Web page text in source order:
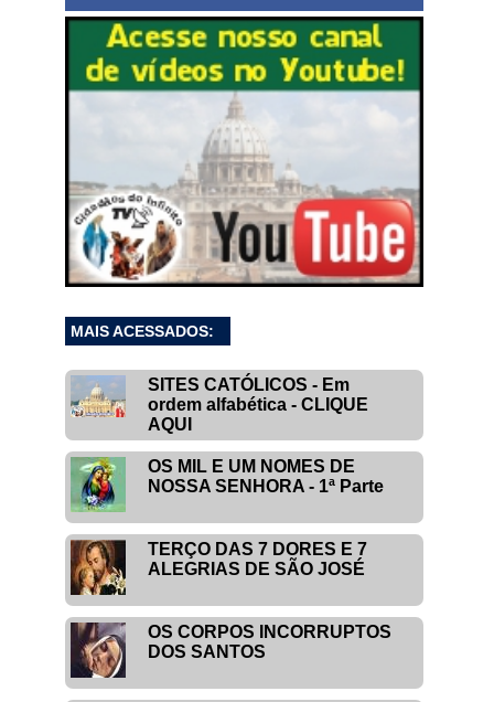
MAIS ACESSADOS:
SITES CATÓLICOS - Em
ordem alfabética - CLIQUE
AQUI
OS MIL E UM NOMES DE
NOSSA SENHORA - 1ª Parte
TERÇO DAS 7 DORES E 7
ALEGRIAS DE SÃO JOSÉ
OS CORPOS INCORRUPTOS
DOS SANTOS